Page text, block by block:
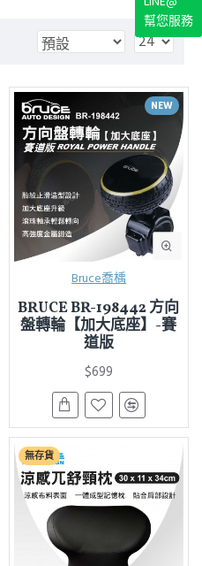
NEW
Bruce喬楀
BRUCE BR-198442 方向
盤轉輪【加大底座】-賽
道版
$699
無存貨
幫您服務